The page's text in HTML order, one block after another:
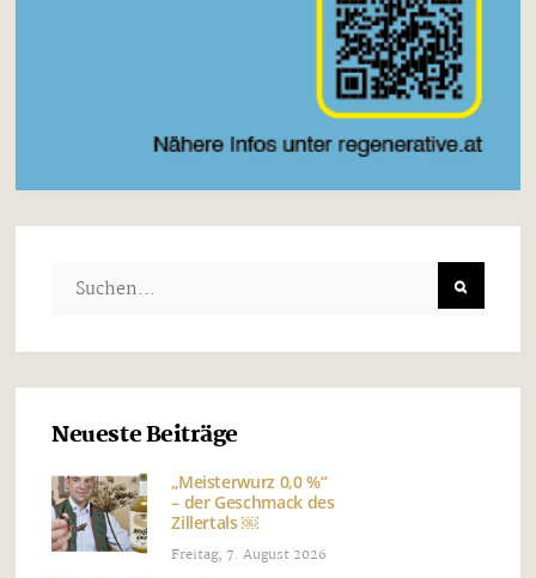
Neueste Beiträge
„Meisterwurz 0,0 %“
– der Geschmack des
Zillertals ￼
Freitag, 7. August 2026